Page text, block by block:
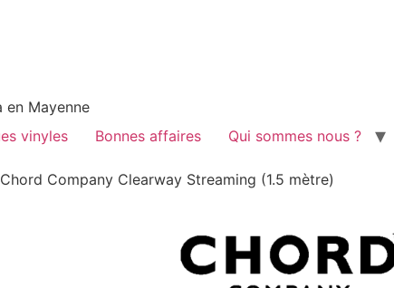
en Mayenne
vinyles Bonnes affaires Qui sommes nous ?
Company Clearway Streaming (1.5 mètre)